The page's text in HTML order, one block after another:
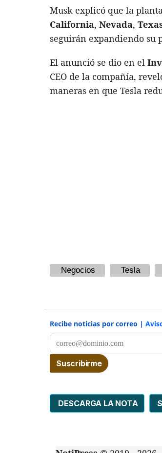
Musk explicó que la
California, Nevada,
seguirán expandiendo su
El anunció se dio en el
CEO de la compañía,
maneras en que Tesla
Negocios Tesla
Recibe noticias por correo |
DESCARGA LA NOTA